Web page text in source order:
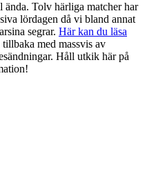
ända. Tolv härliga matcher har
lördagen då vi bland annat
segrar. Här kan du läsa
med massvis av
Håll utkik här på